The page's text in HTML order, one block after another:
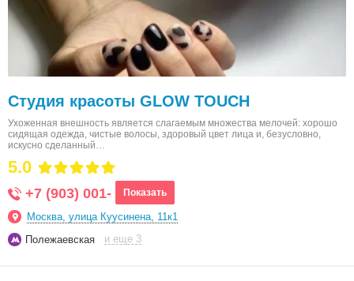
Студия красоты GLOW TOUCH
Ухоженная внешность является слагаемым множества мелочей: хорошо
сидящая одежда, чистые волосы, здоровый цвет лица и, безусловно,
искусно сделанный…
5.0
+7 (903) 001- Показать
Москва, улица Куусинена, 11к1
Полежаевская
и еще 3